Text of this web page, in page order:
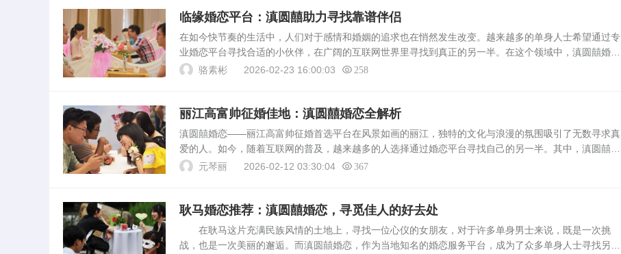
临缘婚恋平台：滇圆囍助力寻找靠谱伴侣
在如今快节奏的生活中，人们对于感情和婚姻的追求也在悄然发生改变。越来越多的单身人士希望通过专
业婚恋平台寻找合适的小伙伴，在广阔的互联网世界里寻找到真正的另一半。在这个领域中，滇圆囍婚恋
以它的靠谱、真实以及优质服务受到了广大临沧市民的欢迎与青睐。 面对忙碌的生活和工作，不少单
骆素彬 2026-02-23 16:00:03 258
丽江高富帅征婚佳地：滇圆囍婚恋全解析
滇圆囍婚恋——丽江高富帅征婚首选平台在风景如画的丽江，独特的文化与浪漫的氛围吸引了无数寻求真
爱的人。如今，随着互联网的普及，越来越多的人选择通过婚恋平台寻找自己的另一半。其中，滇圆囍婚
恋作为丽江地区知名的征婚平台，备受瞩目。本文将详细解析滇圆囍婚恋的特点与优势，为丽江征婚者寻
元琴丽 2026-02-12 03:30:04 367
耿马婚恋推荐：滇圆囍婚恋，寻觅佳人的好去处
在耿马这片充满民族风情的土地上，寻找一位心仪的女朋友，对于许多单身男士来说，既是一次挑
战，也是一次美丽的邂逅。而滇圆囍婚恋，作为当地知名的婚恋服务平台，成为了众多单身人士寻找另一